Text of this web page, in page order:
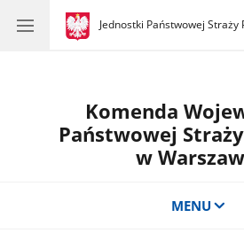
gov.pl
Jednostki Państwowej Straży
gov.pl
Jednostki
Komenda
Państwowej
w
MENU